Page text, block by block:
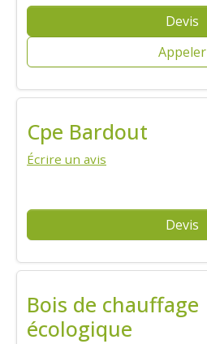
Devis
Appeler
Cpe Bardout
Écrire un avis
Devis
Bois de chauffage
écologique